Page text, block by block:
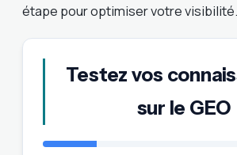
étape pour optimiser votre visibilité.
Testez vos
sur le GEO